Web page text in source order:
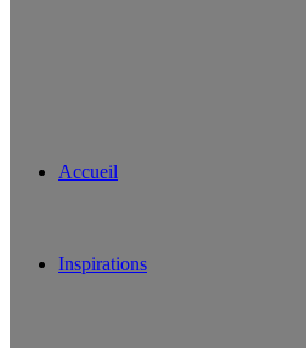
Accueil
Inspirations